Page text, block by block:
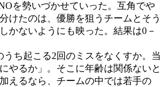
を勢いづかせていった。互角でや
けたのは、優勝を狙うチームとそう
かないようにも映った。結果は0－
ち起こる2回のミスをなくすか。当
やるか」。そこに年齢は関係ないと
えるなら、チームの中では若手の